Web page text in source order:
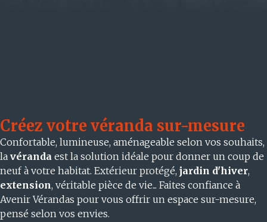
Créez votre véranda sur-mesure
Confortable, lumineuse, aménageable selon vos souhaits,
la véranda est la solution idéale pour donner un coup de
neuf à votre habitat. Extérieur protégé, jardin d'hiver,
extension, véritable pièce de vie... Faites confiance à
Avenir Vérandas pour vous offrir un espace sur-mesure,
pensé selon vos envies.